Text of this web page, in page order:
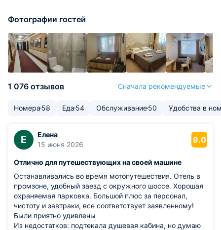
Фотографии гостей
1 076 отзывов Сначала рекомендуемые
Номера 58 Еда 54 Обслуживание50 Удобства в
Е
Елена
15 июня 2026
9.0
Отлично для путешествующих на своей машине
Останавливались во время мотопутешествия. Отель в
промзоне, удобный заезд с окружного шоссе. Хорошая
охраняемая парковка. Большой плюс за персонал,
чистоту и завтраки, все соответствует заявленному!
Были приятно удивлены
Из недостатков: подтекала душевая кабина, но думаю